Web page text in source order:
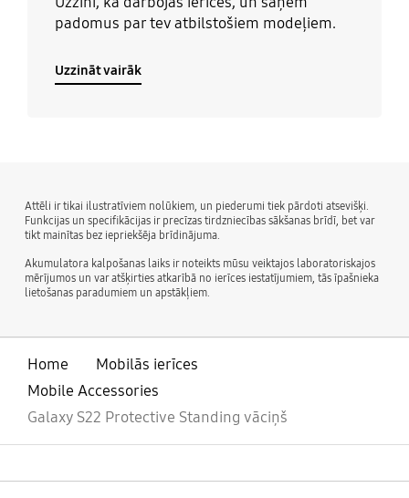
padomus par tev atbilstošiem modeļiem.
Uzzināt vairāk
Attēli ir tikai ilustratīviem nolūkiem, un piederumi tiek pārdoti atsevišķi.
Funkcijas un specifikācijas ir precīzas tirdzniecības sākšanas brīdī, bet var
tikt mainītas bez iepriekšēja brīdinājuma.
Akumulatora kalpošanas laiks ir noteikts mūsu veiktajos laboratoriskajos
mērījumos un var atšķirties atkarībā no ierīces iestatījumiem, tās īpašnieka
lietošanas paradumiem un apstākļiem.
Home
Mobilās ierīces
Mobile Accessories
Galaxy S22 Protective Standing vāciņš